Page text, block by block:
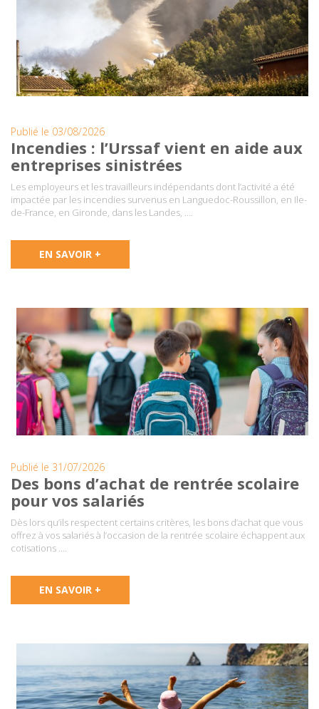
Publié le 03/08/2026
Incendies : l’Urssaf vient en aide aux
entreprises sinistrées
Les employeurs et les travailleurs indépendants dont l’activité a été
impactée par les incendies survenus en Languedoc-Roussillon, en Ile-
de-France, en Gironde, dans les Landes, ….
EN SAVOIR +
Publié le 31/07/2026
Des bons d’achat de rentrée scolaire
pour vos salariés
Dès lors qu’ils respectent certains critères, les bons d’achat que vous
offrez à vos salariés à l’occasion de la rentrée scolaire échappent aux
cotisations ….
EN SAVOIR +